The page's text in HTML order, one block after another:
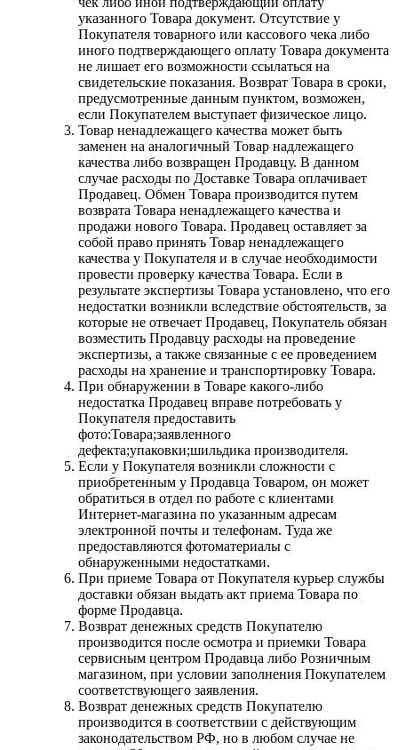
указанного Товара документ. Отсутствие у
Покупателя товарного или кассового чека либо
иного подтверждающего оплату Товара документа
не лишает его возможности ссылаться на
свидетельские показания. Возврат Товара в сроки,
предусмотренные данным пунктом, возможен,
если Покупателем выступает физическое лицо.
Товар ненадлежащего качества может быть
заменен на аналогичный Товар надлежащего
качества либо возвращен Продавцу. В данном
случае расходы по Доставке Товара оплачивает
Продавец. Обмен Товара производится путем
возврата Товара ненадлежащего качества и
продажи нового Товара. Продавец оставляет за
собой право принять Товар ненадлежащего
качества у Покупателя и в случае необходимости
провести проверку качества Товара. Если в
результате экспертизы Товара установлено, что его
недостатки возникли вследствие обстоятельств, за
которые не отвечает Продавец, Покупатель обязан
возместить Продавцу расходы на проведение
экспертизы, а также связанные с ее проведением
расходы на хранение и транспортировку Товара.
При обнаружении в Товаре какого-либо
недостатка Продавец вправе потребовать у
Покупателя предоставить
фото:Товара;заявленного
дефекта;упаковки;шильдика производителя.
Если у Покупателя возникли сложности с
приобретенным у Продавца Товаром, он может
обратиться в отдел по работе с клиентами
Интернет-магазина по указанным адресам
электронной почты и телефонам. Туда же
предоставляются фотоматериалы с
обнаруженными недостатками.
При приеме Товара от Покупателя курьер службы
доставки обязан выдать акт приема Товара по
форме Продавца.
Возврат денежных средств Покупателю
производится после осмотра и приемки Товара
сервисным центром Продавца либо Розничным
магазином, при условии заполнения Покупателем
соответствующего заявления.
Возврат денежных средств Покупателю
производится в соответствии с действующим
законодательством РФ, но в любом случае не